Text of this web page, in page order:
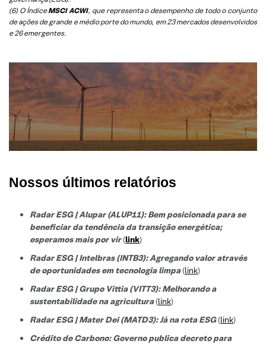
(6) O ÍndiceMSCI ACWI, que representa o desempenho de todo o conjunto
de ações de grande e médio porte do mundo, em 23 mercados desenvolvidos
e 26 emergentes.
Nossos últimos relatórios
Radar ESG | Alupar (ALUP11): Bem posicionada para se
beneficiar da tendência da transição energética;
esperamos mais por vir(link)
Radar ESG | Intelbras (INTB3):Agregando valor através
de oportunidades em tecnologia limpa(link)
Radar ESG |Grupo Vittia (VITT3):Melhorando a
sustentabilidade na agricultura(link)
Radar ESG | Mater Dei (MATD3): Já na rota ESG(link)
Crédito de Carbono: Governo publica decreto para